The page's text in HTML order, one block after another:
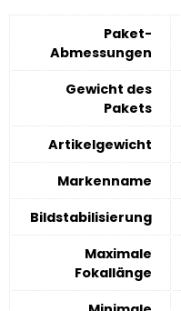
Paket-
Abmessungen
Gewicht des
Pakets
Artikelgewicht
Markenname
Bildstabilisierung
Maximale
Fokallänge